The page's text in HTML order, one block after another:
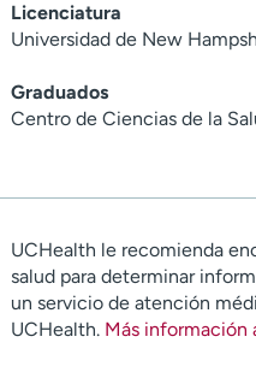
Licenciatura
Universidad de New
Graduados
Centro de Ciencias de la
UCHealth le recomienda
salud para determinar
un servicio de atención
UCHealth. Más información